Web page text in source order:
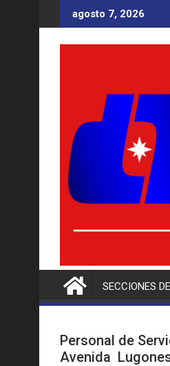
al
contenido
agosto 7, 2026
SECCIONES
Personal de
Avenida